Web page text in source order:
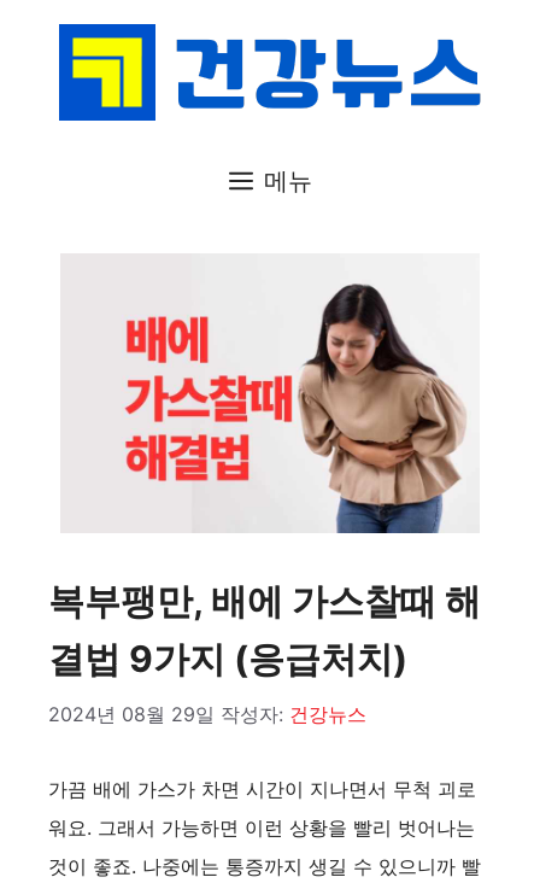
메뉴
복부팽만, 배에 가스찰때 해
결법 9가지 (응급처치)
2024년 08월 29일 작성자: 건강뉴스
가끔 배에 가스가 차면 시간이 지나면서 무척 괴로
워요. 그래서 가능하면 이런 상황을 빨리 벗어나는
것이 좋죠. 나중에는 통증까지 생길 수 있으니까 빨